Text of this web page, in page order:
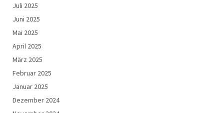
Juli 2025
Juni 2025
Mai 2025
April 2025
März 2025
Februar 2025
Januar 2025
Dezember 2024